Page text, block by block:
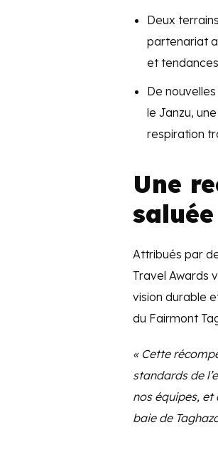
Deux
partenariat
et
De
le Janzu,
respiration
Une
Attribués par
Travel Awards
vision durable
du Fairmont
« Cette
standards de
nos équipes, et
baie de